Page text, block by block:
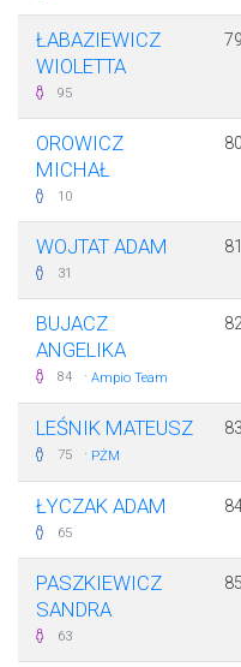
ŁABAZIEWICZ
WIOLETTA
95
79
OROWICZ
MICHAŁ
10
80
WOJTAT ADAM
31
81
BUJACZ
ANGELIKA
84 · Ampio Team
82
LEŚNIK MATEUSZ
75 · PŻM
83
ŁYCZAK ADAM
65
PASZKIEWICZ
SANDRA
63
85